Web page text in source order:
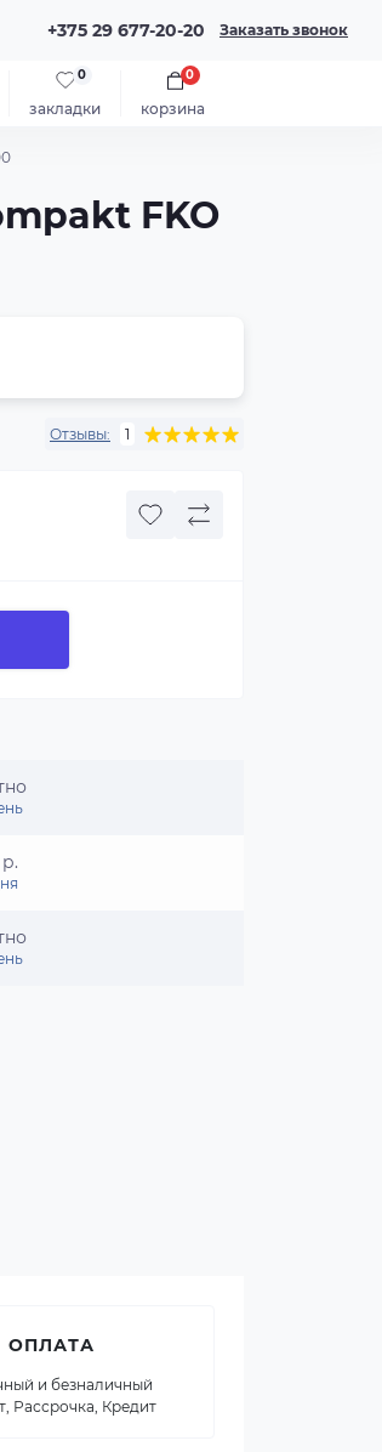
+375 29 677-20-20 Заказать звонок
закладки
0
корзина
0
FKO
Отзывы: 1
ОПЛАТА
и безналичный
Рассрочка, Кредит